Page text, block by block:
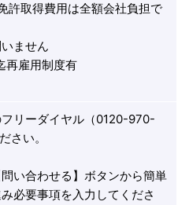
許取得費用は全額会社負担で
ません
再雇用制度有
リーダイヤル（0120-970-
さい。
い合わせる】ボタンから簡単
必要事項を入力してくださ